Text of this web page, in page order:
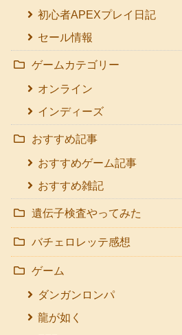
初心者APEXプレイ日記
セール情報
ゲームカテゴリー
オンライン
インディーズ
おすすめ記事
おすすめゲーム記事
おすすめ雑記
遺伝子検査やってみた
バチェロレッテ感想
ゲーム
ダンガンロンパ
龍が如く